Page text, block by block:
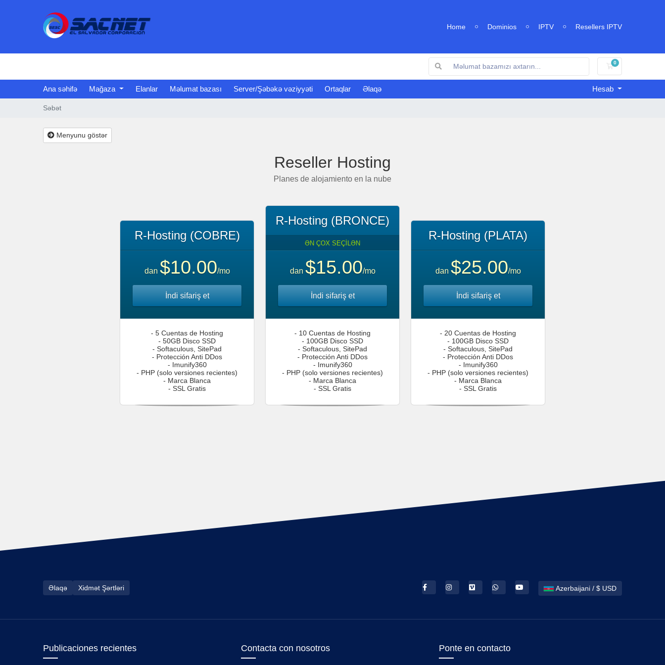
Home Dominios IPTV Resellers IPTV
0
Səbət
Ana səhifə Mağaza Elanlar Məlumat bazası Server/Şəbəkə vəziyyəti Ortaqlar Əlaqə Hesab
Səbət
Menyunu göstər
Reseller Hosting
Planes de alojamiento en la nube
R-Hosting (COBRE)
dan $10.00/mo
İndi sifariş et
- 5 Cuentas de Hosting
- 50GB Disco SSD
- Softaculous, SitePad
- Protección Anti DDos
- Imunify360
- PHP (solo versiones recientes)
- Marca Blanca
- SSL Gratis
R-Hosting (BRONCE)
ƏN ÇOX SEÇİLƏN
dan $15.00/mo
İndi sifariş et
- 10 Cuentas de Hosting
- 100GB Disco SSD
- Softaculous, SitePad
- Protección Anti DDos
- Imunify360
- PHP (solo versiones recientes)
- Marca Blanca
- SSL Gratis
R-Hosting (PLATA)
dan $25.00/mo
İndi sifariş et
- 20 Cuentas de Hosting
- 100GB Disco SSD
- Softaculous, SitePad
- Protección Anti DDos
- Imunify360
- PHP (solo versiones recientes)
- Marca Blanca
- SSL Gratis
Azerbaijani / $ USD
Əlaqə Xidmət Şərtləri
Publicaciones recientes Contacta con nosotros Ponte en contacto